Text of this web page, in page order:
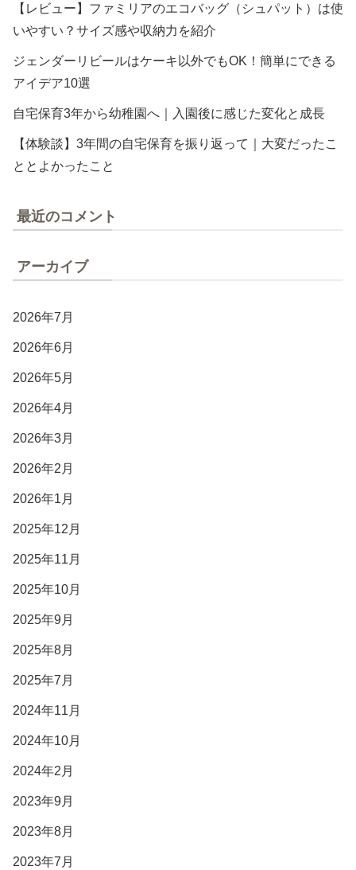
【レビュー】ファミリアのエコバッグ（シュパット）は使
いやすい？サイズ感や収納力を紹介
ジェンダーリビールはケーキ以外でもOK！簡単にできる
アイデア10選
自宅保育3年から幼稚園へ｜入園後に感じた変化と成長
【体験談】3年間の自宅保育を振り返って｜大変だったこ
ととよかったこと
最近のコメント
アーカイブ
2026年7月
2026年6月
2026年5月
2026年4月
2026年3月
2026年2月
2026年1月
2025年12月
2025年11月
2025年10月
2025年9月
2025年8月
2025年7月
2024年11月
2024年10月
2024年2月
2023年9月
2023年8月
2023年7月